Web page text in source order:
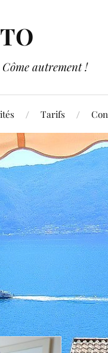
autrement !
Tarifs